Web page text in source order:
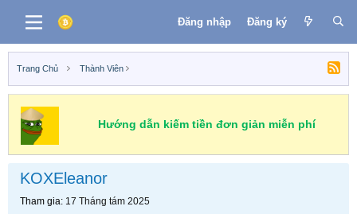
Đăng nhập Đăng ký
Trang Chủ Thành Viên
Hướng dẫn kiếm tiền đơn giản miễn phí
KOXEleanor
Tham gia 17 Tháng tám 2025